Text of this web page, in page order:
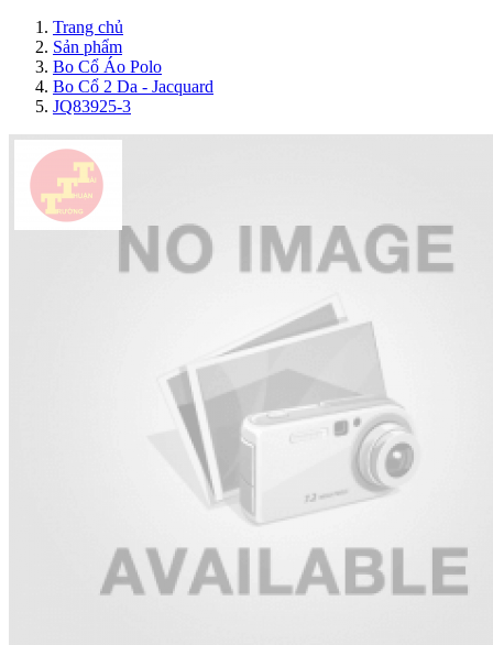
Trang chủ
Sản phẩm
Bo Cổ Áo Polo
Bo Cổ 2 Da - Jacquard
JQ83925-3